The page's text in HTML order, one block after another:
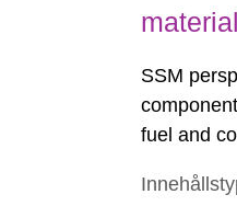
SSM
fuel and
are